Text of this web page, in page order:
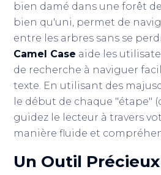
bien damé dans une forêt
bien qu'uni, permet de
entre les arbres sans se
Camel Case aide les
de recherche à naviguer
texte. En utilisant des
le début de chaque "étape"
guidez le lecteur à travers
manière fluide et
Un Outil Précieux